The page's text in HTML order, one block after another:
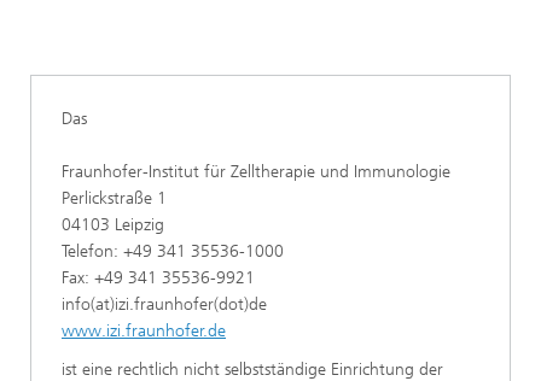
Das
Fraunhofer-Institut für Zelltherapie und Immunologie
Perlickstraße 1
04103 Leipzig
Telefon: +49 341 35536-1000
Fax: +49 341 35536-9921
info(at)izi.fraunhofer(dot)de
www.izi.fraunhofer.de
ist eine rechtlich nicht selbstständige Einrichtung der